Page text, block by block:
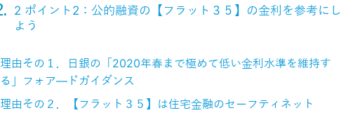
2 ポイント2：公的融資の【フラット３５】の金利を参考にし
よう
理由その１．日銀の「2020年春まで極めて低い金利水準を維持す
る」フォア―ドガイダンス
理由その２．【フラット３５】は住宅金融のセーフティネット